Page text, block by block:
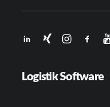
Logistik Software